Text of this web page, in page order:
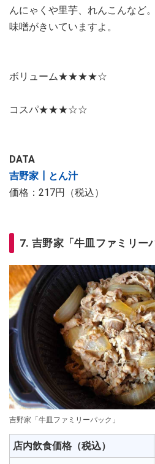
んにゃくや里芋、れんこんなど
味噌がきいていますよ。
ボリューム★★★★​​​​​​​☆​​​​​​​
コスパ★★★☆​​​​​​​☆​​​​​​​
DATA
吉野家┃とん汁
価格：217円（税込）
7. 吉野家「牛皿ファミリー
吉野家「牛皿ファミリーパック」
店内飲食価格（税込）